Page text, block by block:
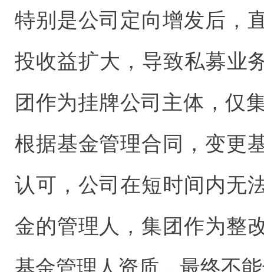
特别是公司定向增发后，
投收益扩大，导致私募业
团作为挂牌公司主体，仅
根据基金管理合同，变更
认可，公司在短时间内无
金的管理人，集团作为整
基金管理人资质，最终不